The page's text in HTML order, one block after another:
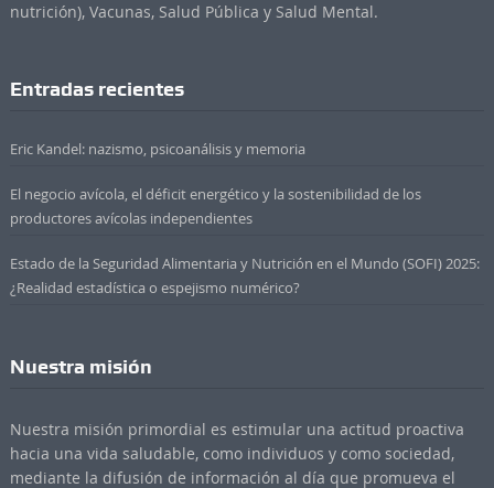
nutrición), Vacunas, Salud Pública y Salud Mental.
Entradas recientes
Eric Kandel: nazismo, psicoanálisis y memoria
El negocio avícola, el déficit energético y la sostenibilidad de los
productores avícolas independientes
Estado de la Seguridad Alimentaria y Nutrición en el Mundo (SOFI) 2025:
¿Realidad estadística o espejismo numérico?
Nuestra misión
Nuestra misión primordial es estimular una actitud proactiva
hacia una vida saludable, como individuos y como sociedad,
mediante la difusión de información al día que promueva el